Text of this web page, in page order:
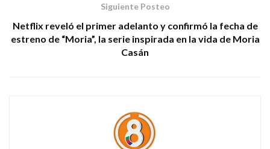
Siguiente Posteo
Netflix reveló el primer adelanto y confirmó la fecha de
estreno de “Moria”, la serie inspirada en la vida de Moria
Casán